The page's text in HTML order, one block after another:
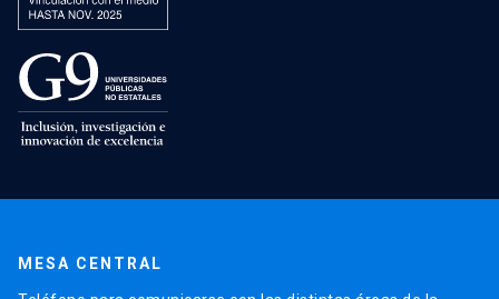
MESA CENTRAL